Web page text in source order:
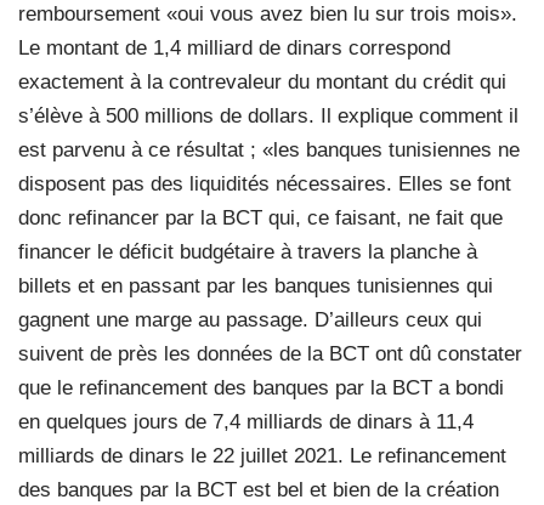
remboursement «oui vous avez bien lu sur trois mois».
Le montant de 1,4 milliard de dinars correspond
exactement à la contrevaleur du montant du crédit qui
s’élève à 500 millions de dollars. Il explique comment il
est parvenu à ce résultat ; «les banques tunisiennes ne
disposent pas des liquidités nécessaires. Elles se font
donc refinancer par la BCT qui, ce faisant, ne fait que
financer le déficit budgétaire à travers la planche à
billets et en passant par les banques tunisiennes qui
gagnent une marge au passage. D’ailleurs ceux qui
suivent de près les données de la BCT ont dû constater
que le refinancement des banques par la BCT a bondi
en quelques jours de 7,4 milliards de dinars à 11,4
milliards de dinars le 22 juillet 2021. Le refinancement
des banques par la BCT est bel et bien de la création